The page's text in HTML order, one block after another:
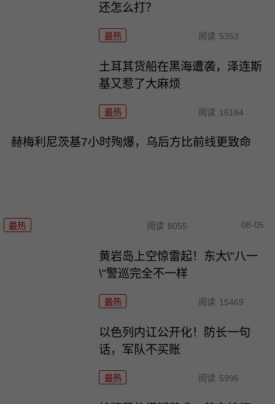
还怎么打？
最热 阅读 5353
土耳其货船在黑海遭袭，泽连斯
基又惹了大麻烦
最热 阅读 16184
赫梅利尼茨基7小时殉爆，乌后方比前线更致命
最热 阅读 8055 08-05
黄岩岛上空惊雷起！东大\"八一
\"警巡完全不一样
最热 阅读 15469
以色列内讧公开化！防长一句
话，军队不买账
最热 阅读 5996